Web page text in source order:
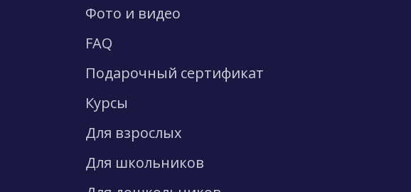
Фото и видео
FAQ
Подарочный сертификат
Курсы
Для взрослых
Для школьников